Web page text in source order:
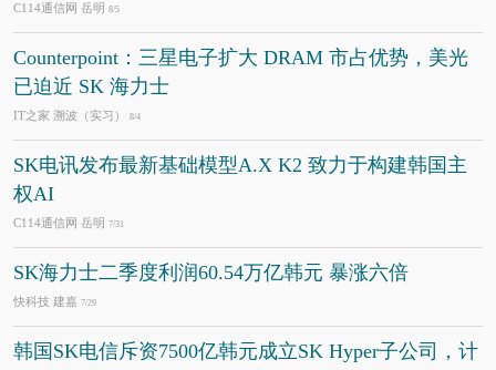
C114通信网 岳明 8/5
Counterpoint：三星电子扩大 DRAM 市占优势，美光
已迫近 SK 海力士
IT之家 溯波（实习） 8/4
SK电讯发布最新基础模型A.X K2 致力于构建韩国主
权AI
C114通信网 岳明 7/31
SK海力士二季度利润60.54万亿韩元 暴涨六倍
快科技 建嘉 7/29
韩国SK电信斥资7500亿韩元成立SK Hyper子公司，计